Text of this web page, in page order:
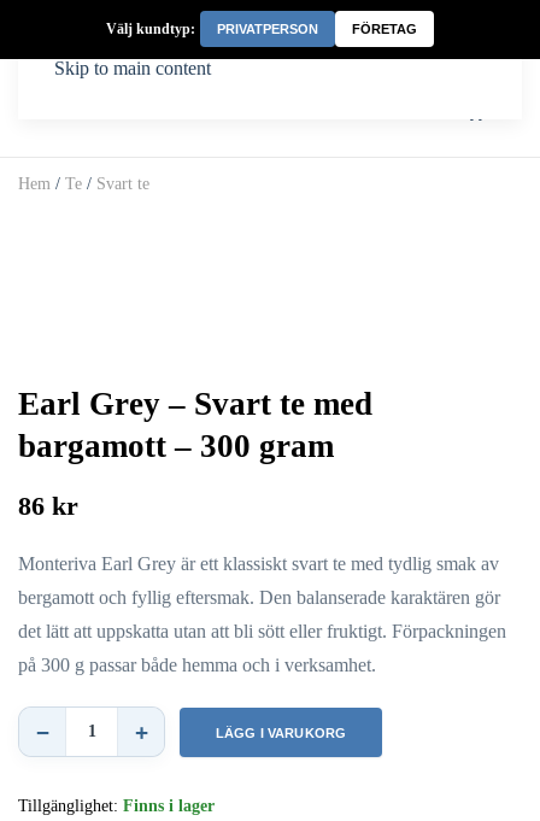
Välj kundtyp: PRIVATPERSON FÖRETAG
Skip to main content
Hem / Te / Svart te
Earl Grey – Svart te med
bargamott – 300 gram
86 kr
Monteriva Earl Grey är ett klassiskt svart te med tydlig smak av
bergamott och fyllig eftersmak. Den balanserade karaktären gör
det lätt att uppskatta utan att bli sött eller fruktigt. Förpackningen
på 300 g passar både hemma och i verksamhet.
Earl
–
− + LÄGG I VARUKORG
Tillgänglighet: Finns i lager